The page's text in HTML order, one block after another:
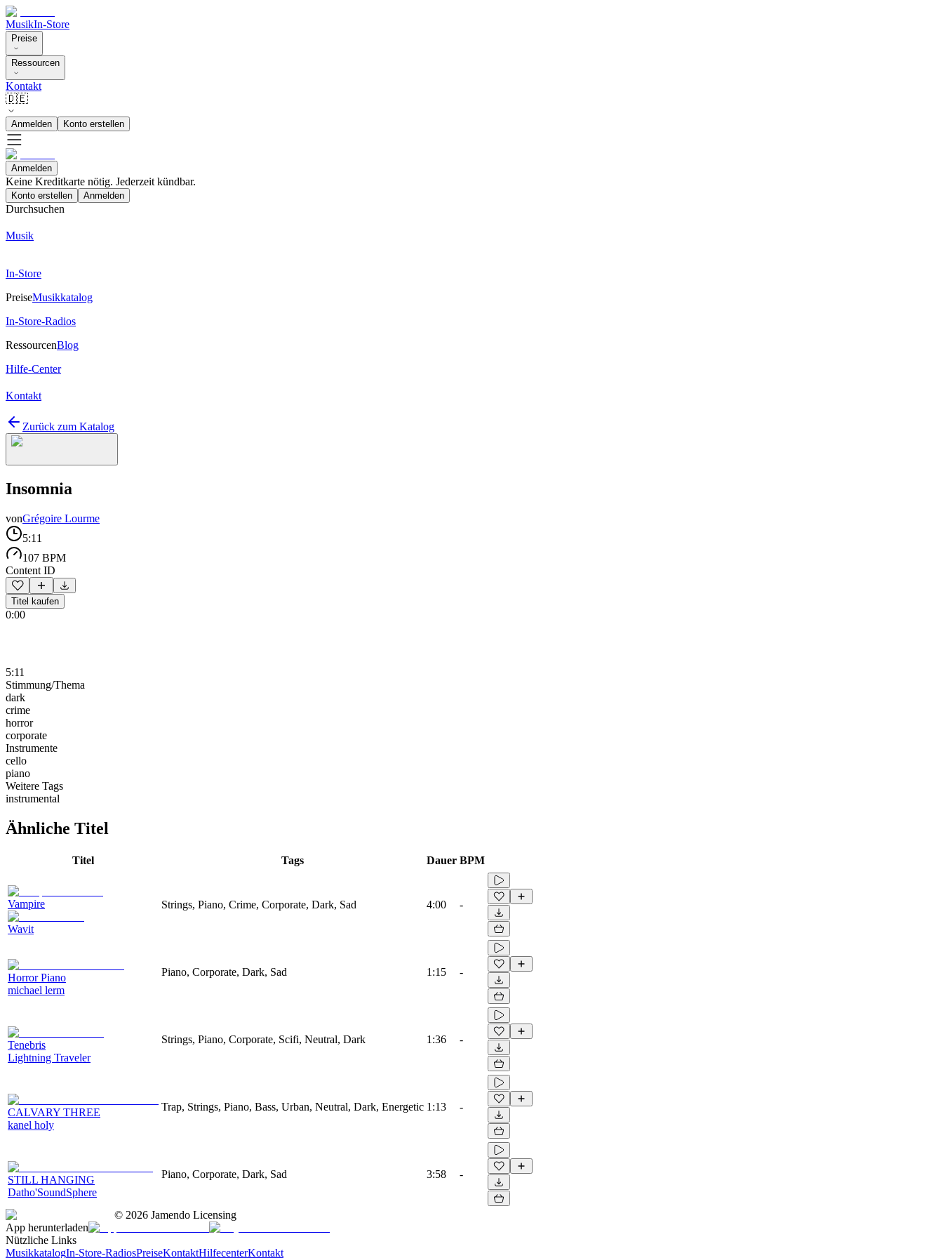
MusikIn-Store
Preise
Ressourcen
Kontakt
🇩🇪
Anmelden Konto erstellen
Anmelden
Keine Kreditkarte nötig. Jederzeit kündbar.
Konto erstellen Anmelden
Durchsuchen
Musik
In-Store
PreiseMusikkatalog
In-Store-Radios
RessourcenBlog
Hilfe-Center
Kontakt
Zurück zum Katalog
Insomnia
vonGrégoire Lourme
5:11
107 BPM
Content ID
Titel kaufen
0:00
5:11
Stimmung/Thema
dark
crime
horror
corporate
Instrumente
cello
piano
Weitere Tags
instrumental
Ähnliche Titel
Titel Tags Dauer BPM
Vampire
Wavit
Strings, Piano, Crime, Corporate, Dark, Sad 4:00 -
Horror Piano
michael lerm
Piano, Corporate, Dark, Sad 1:15 -
Tenebris
Lightning Traveler
Strings, Piano, Corporate, Scifi, Neutral, Dark 1:36 -
CALVARY THREE
kanel holy
Trap, Strings, Piano, Bass, Urban, Neutral, Dark, Energetic 1:13 -
STILL HANGING
Datho'SoundSphere
Piano, Corporate, Dark, Sad 3:58 -
© 2026 Jamendo Licensing
App herunterladen
Nützliche Links
MusikkatalogIn-Store-RadiosPreiseKontaktHilfecenterKontakt